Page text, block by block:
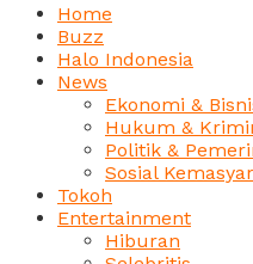
Home
Buzz
Halo Indonesia
News
Ekonomi &
Hukum &
Politik &
Sosial
Tokoh
Entertainment
Hiburan